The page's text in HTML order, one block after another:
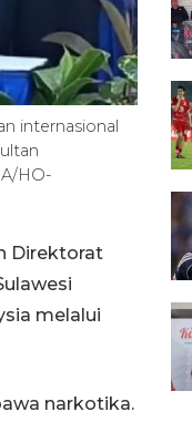
internasional
HO-
Direktorat
melalui
narkotika.